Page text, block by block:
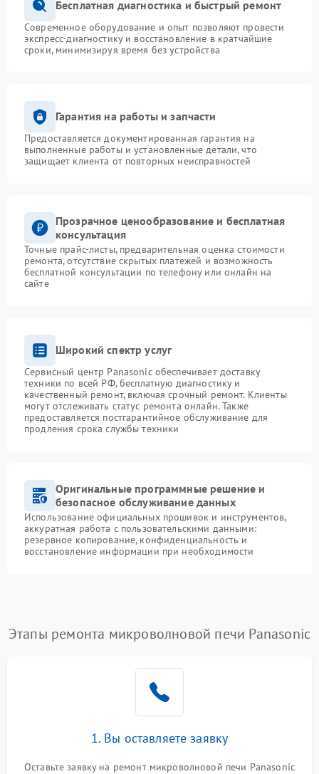
Бесплатная диагностика и быстрый ремонт
Современное оборудование и опыт позволяют провести
экспресс-диагностику и восстановление в кратчайшие
сроки, минимизируя время без устройства
Гарантия на работы и запчасти
Предоставляется документированная гарантия на
выполненные работы и установленные детали, что
защищает клиента от повторных неисправностей
Прозрачное ценообразование и бесплатная
консультация
Точные прайс-листы, предварительная оценка стоимости
ремонта, отсутствие скрытых платежей и возможность
бесплатной консультации по телефону или онлайн на
сайте
Широкий спектр услуг
Сервисный центр Panasonic обеспечивает доставку
техники по всей РФ, бесплатную диагностику и
качественный ремонт, включая срочный ремонт. Клиенты
могут отслеживать статус ремонта онлайн. Также
предоставляется постгарантийное обслуживание для
продления срока службы техники
Оригинальные программные решение и
безопасное обслуживание данных
Использование официальных прошивок и инструментов,
аккуратная работа с пользовательскими данными:
резервное копирование, конфиденциальность и
восстановление информации при необходимости
Этапы ремонта микроволновой печи Panasonic
1. Вы оставляете заявку
Оставьте заявку на ремонт микроволновой печи Panasonic